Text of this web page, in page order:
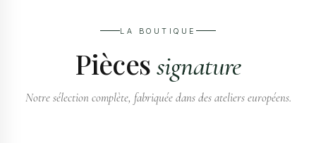
LA BOUTIQUE
Piècessignature
Notre sélection complète, fabriquée dans des ateliers européens.